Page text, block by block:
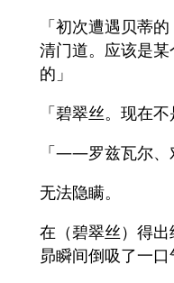
「初次遭遇贝蒂
清门道。应该是
的」
「碧翠丝。现在
「――罗兹瓦尔、
无法隐瞒。
在（碧翠丝）得
昴瞬间倒吸了一口